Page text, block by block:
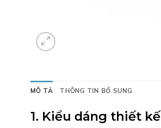
MÔ TẢ THÔNG TIN BỔ SUNG
1. Kiểu dáng thiết kế